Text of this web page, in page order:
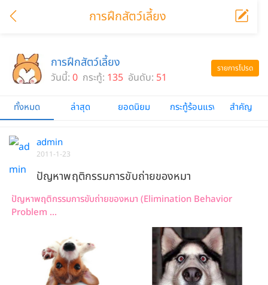
การฝึกสัตว์เลี้ยง
รายการโปรด
การฝึกสัตว์เลี้ยง
วันนี้: 0 กระทู้: 135 อันดับ: 51
ทั้งหมด ล่าสุด ยอดนิยม กระทู้ร้อนแรง สำคัญ
admin
2011-1-23
ปัญหาพฤติกรรมการขับถ่ายของหมา
ปัญหาพฤติกรรมการขับถ่ายของหมา (Elimination Behavior
Problem ...